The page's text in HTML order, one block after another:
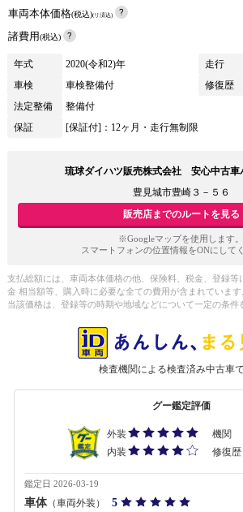
車両本体価格(税込)(リ済込)
諸費用(税込)
年式 2020(令和2)年 走行
車検
車検整備付 修復歴
法定整備
整備付
保証
[保証付]：12ヶ月・走行無制限
琉球ダイハツ販売株式会社 安心中古車
豊見城市豊崎３－５６
販売店までのルートを見る
※Googleマップを使用します。
スマートフォンの位置情報をONにして
支払総額には、車両本体価格の他、保険料、税金、登録等
金 相当額等、購入時に必要な全ての費用が含まれています
当該価格は、登録等の時期や地域などについて一定の条件
検査機関による検査済み中古車で
グー鑑定評価
外装 機関
内装
修復歴
鑑定日 2026-03-19
車体（車両外装） 5